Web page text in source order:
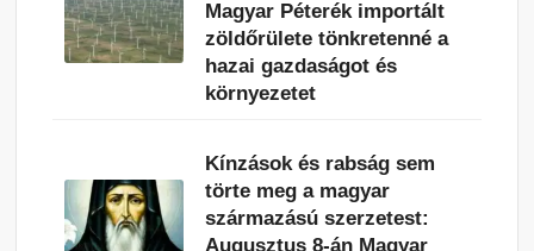
Magyar Péterék importált
zöldőrülete tönkretenné a
hazai gazdaságot és
környezetet
Kínzások és rabság sem
törte meg a magyar
származású szerzetest:
Augusztus 8-án Magyar